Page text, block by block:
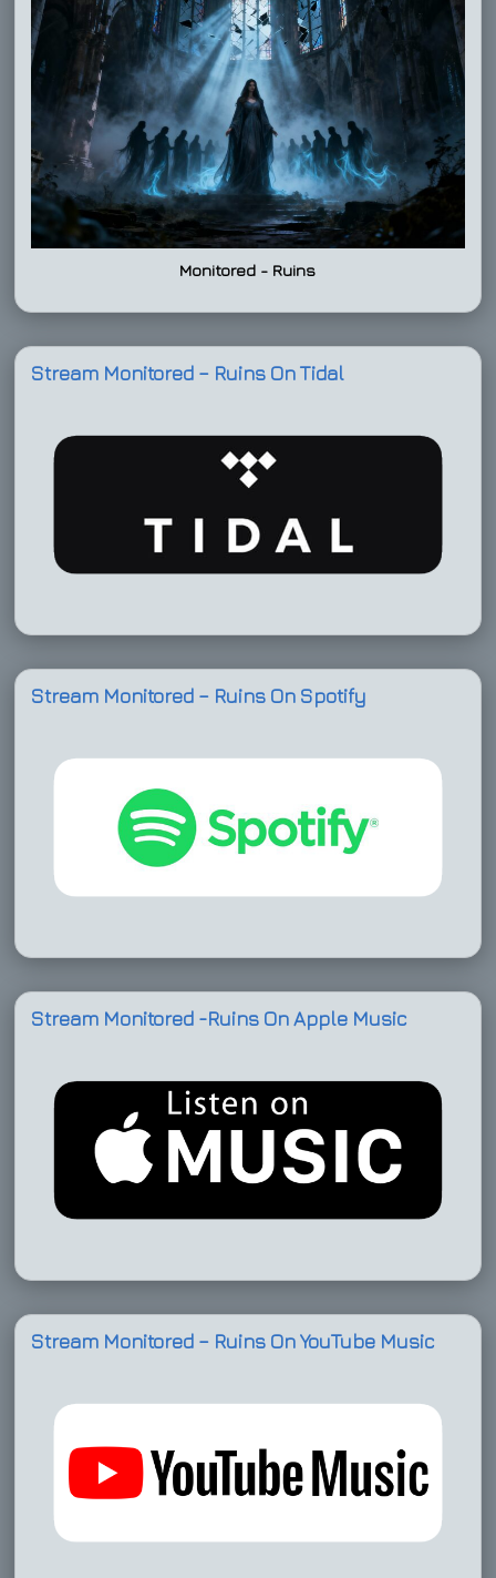
Monitored - Ruins
Stream Monitored – Ruins On Tidal
Stream Monitored – Ruins On Spotify
Stream Monitored -Ruins On Apple Music
Stream Monitored – Ruins On YouTube Music